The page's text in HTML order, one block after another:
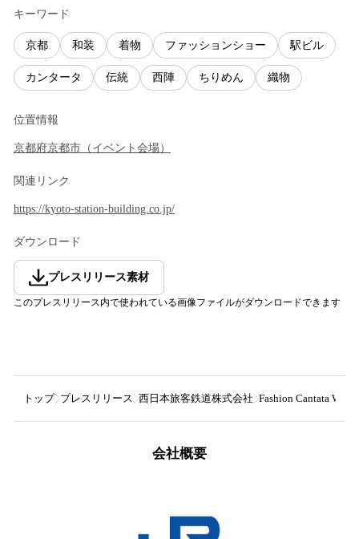
キーワード
京都 和装 着物 ファッションショー 駅ビル
カンタータ 伝統 西陣 ちりめん 織物
位置情報
京都府京都市 （ イベント会場）
関連リンク
https://kyoto-station-building.co.jp/
ダウンロード
プレスリリース素材
このプレスリリース内で使われている画像ファイルがダウンロードできます
トップ プレスリリース 西日本旅客鉄道株式会社 Fashion Cantata
会社概要